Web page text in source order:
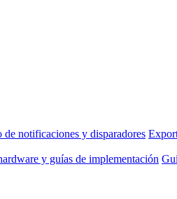
de notificaciones y disparadores
y guías de implementación